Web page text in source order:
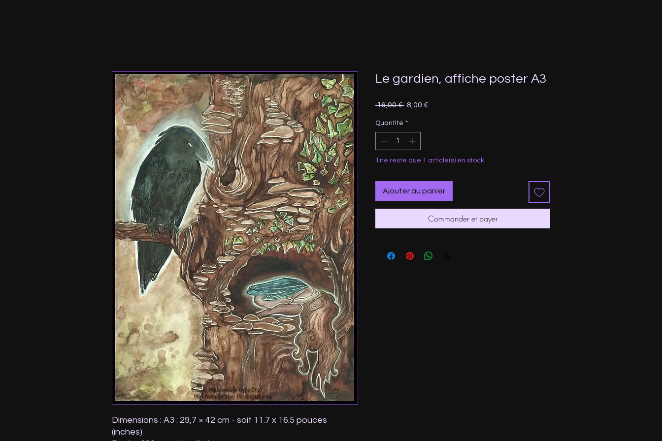
Dimensions : A3 : 29,7 × 42 cm - soit 11.7 x 16.5 pouces
(inches)
Le gardien, affiche poster A3
16,00 € Prix
8,00 €
Quantité *
Il ne reste que 1 article(s) en stock
Ajouter au panier
Commander et payer